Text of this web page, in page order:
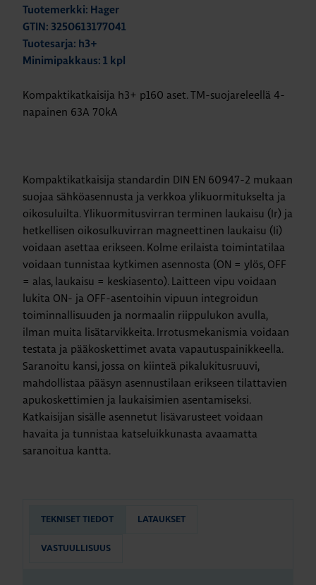
Tuotemerkki: Hager
GTIN: 3250613177041
Tuotesarja: h3+
Minimipakkaus: 1 kpl
Kompaktikatkaisija h3+ p160 aset. TM-suojareleellä 4-
napainen 63A 70kA
Kompaktikatkaisija standardin DIN EN 60947-2 mukaan
suojaa sähköasennusta ja verkkoa ylikuormitukselta ja
oikosuluilta. Ylikuormitusvirran terminen laukaisu (Ir) ja
hetkellisen oikosulkuvirran magneettinen laukaisu (Ii)
voidaan asettaa erikseen. Kolme erilaista toimintatilaa
voidaan tunnistaa kytkimen asennosta (ON = ylös, OFF
= alas, laukaisu = keskiasento). Laitteen vipu voidaan
lukita ON- ja OFF-asentoihin vipuun integroidun
toiminnallisuuden ja normaalin riippulukon avulla,
ilman muita lisätarvikkeita. Irrotusmekanismia voidaan
testata ja pääkoskettimet avata vapautuspainikkeella.
Saranoitu kansi, jossa on kiinteä pikalukitusruuvi,
mahdollistaa pääsyn asennustilaan erikseen tilattavien
apukoskettimien ja laukaisimien asentamiseksi.
Katkaisijan sisälle asennetut lisävarusteet voidaan
havaita ja tunnistaa katseluikkunasta avaamatta
saranoitua kantta.
TEKNISET TIEDOT LATAUKSET
VASTUULLISUUS